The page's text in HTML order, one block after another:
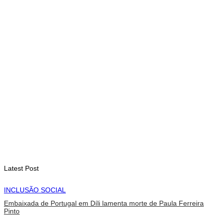
Latest Post
INCLUSÃO SOCIAL
Embaixada de Portugal em Díli lamenta morte de Paula Ferreira
Pinto